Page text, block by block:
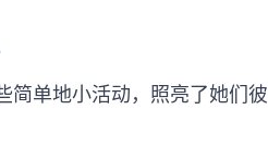
简单地小活动，照亮了她们彼